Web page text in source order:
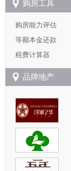
购房工具
购房能力评估
等额本金还款
税费计算器
品牌地产